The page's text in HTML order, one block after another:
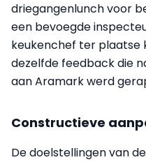
driegangenlunch voor
een bevoegde
keukenchef ter plaatse
dezelfde feedback die
aan Aramark werd
Constructieve
De doelstellingen van